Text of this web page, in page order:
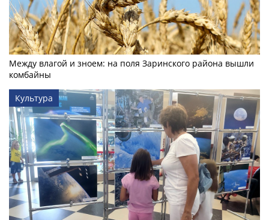
Между влагой и зноем: на поля Заринского района вышли
комбайны
Культура